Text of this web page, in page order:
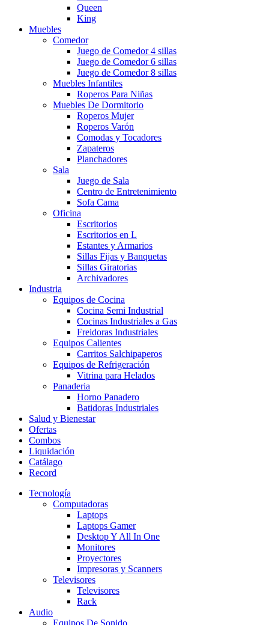
Queen
King
Muebles
Comedor
Juego de Comedor 4 sillas
Juego de Comedor 6 sillas
Juego de Comedor 8 sillas
Muebles Infantiles
Roperos Para Niñas
Muebles De Dormitorio
Roperos Mujer
Roperos Varón
Comodas y Tocadores
Zapateros
Planchadores
Sala
Juego de Sala
Centro de Entretenimiento
Sofa Cama
Oficina
Escritorios
Escritorios en L
Estantes y Armarios
Sillas Fijas y Banquetas
Sillas Giratorias
Archivadores
Industria
Equipos de Cocina
Cocina Semi Industrial
Cocinas Industriales a Gas
Freidoras Industriales
Equipos Calientes
Carritos Salchipaperos
Equipos de Refrigeración
Vitrina para Helados
Panaderia
Horno Panadero
Batidoras Industriales
Salud y Bienestar
Ofertas
Combos
Liquidación
Catálago
Record
Tecnología
Computadoras
Laptops
Laptops Gamer
Desktop Y All In One
Monitores
Proyectores
Impresoras y Scanners
Televisores
Televisores
Rack
Audio